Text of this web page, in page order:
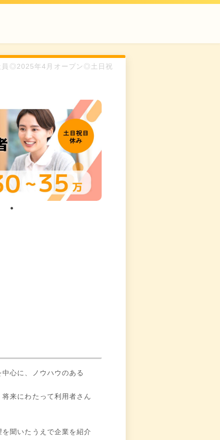
員◎2025年4月オープン◎土日祝
心に、ノウハウのある
来にわたって利用者さん
聞いたうえで企業を紹介